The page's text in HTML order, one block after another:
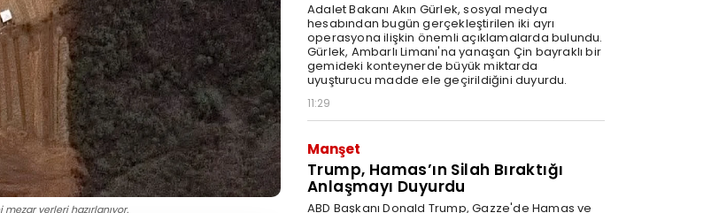
yerleri hazırlanıyor.
Adalet Bakanı Akın Gürlek, sosyal medya
hesabından bugün gerçekleştirilen iki ayrı
operasyona ilişkin önemli açıklamalarda bulundu.
Gürlek, Ambarlı Limanı'na yanaşan Çin bayraklı bir
gemideki konteynerde büyük miktarda
uyuşturucu madde ele geçirildiğini duyurdu.
11:29
Manşet
Trump, Hamas’ın Silah Bıraktığı
Anlaşmayı Duyurdu
ABD Başkanı Donald Trump, Gazze'de Hamas ve